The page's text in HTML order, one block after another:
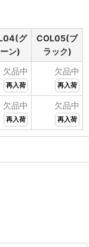
グ
ン)
COL05(ブ
ラック)
欠品中
再入荷
欠品中
再入荷
欠品中
再入荷
欠品中
再入荷